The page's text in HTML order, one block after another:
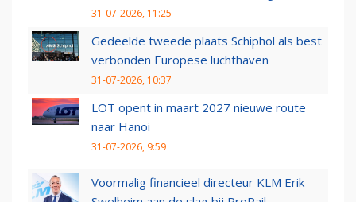
31-07-2026, 11:25
Gedeelde tweede plaats Schiphol als best
verbonden Europese luchthaven
31-07-2026, 10:37
LOT opent in maart 2027 nieuwe route
naar Hanoi
31-07-2026, 9:59
Voormalig financieel directeur KLM Erik